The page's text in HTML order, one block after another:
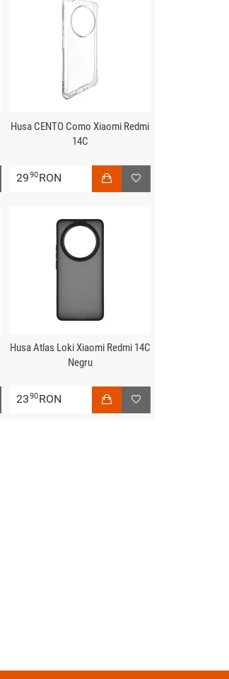
Husa CENTO Como Xiaomi Redmi
14C
2990RON
Husa Atlas Loki Xiaomi Redmi 14C
Negru
2390RON